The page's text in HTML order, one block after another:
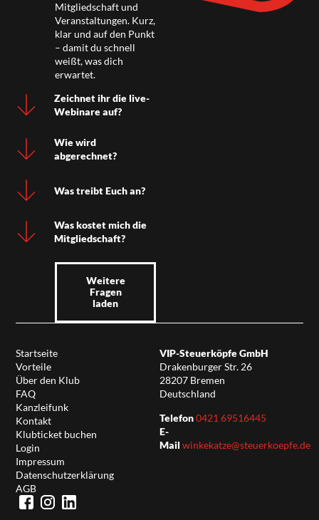
Mitgliedschaft und
Veranstaltungen. Kurz,
klar und auf den Punkt
– damit du schnell
weißt, was dich
erwartet.
Zeichnet ihr die live-
Webinare auf?
Wie wird
abgerechnet?
Was treibt Euch an?
Was kostet mich die
Mitgliedschaft?
Weitere
Fragen
laden
Startseite
Vorteile
Über den Klub
FAQ
Kanzleifunk
Kontakt
Klubticket buchen
Login
Impressum
Datenschutzerklärung
AGB
VIP-Steuerköpfe GmbH
Drakenburger Str. 26
28207 Bremen
Deutschland
Telefon0421 69516445
E-
Mail winkekatze@steuerkoepfe.de